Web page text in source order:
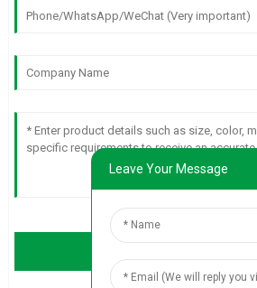
Leave Your Message